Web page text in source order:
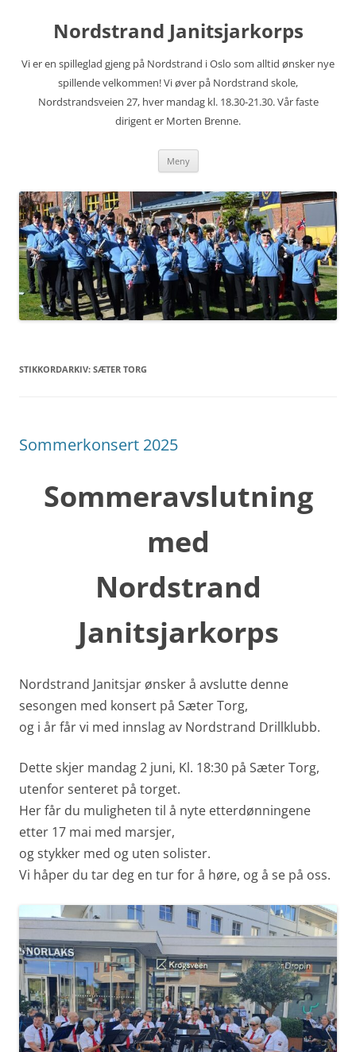
innholdNordstrand Janitsjarkorps
Vi er en spilleglad gjeng på Nordstrand i Oslo som alltid ønsker nye
spillende velkommen! Vi øver på Nordstrand skole,
Nordstrandsveien 27, hver mandag kl. 18.30-21.30. Vår faste
dirigent er Morten Brenne.
Meny
STIKKORDARKIV: SÆTER TORG
Sommerkonsert 2025
Sommeravslutning
med
Nordstrand
Janitsjarkorps
Nordstrand Janitsjar ønsker å avslutte denne
sesongen med konsert på Sæter Torg,
og i år får vi med innslag av Nordstrand Drillklubb.
Dette skjer mandag 2 juni, Kl. 18:30 på Sæter Torg,
utenfor senteret på torget.
Her får du muligheten til å nyte etterdønningene
etter 17 mai med marsjer,
og stykker med og uten solister.
Vi håper du tar deg en tur for å høre, og å se på oss.